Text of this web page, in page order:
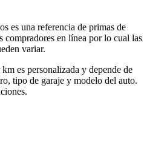
es una referencia de primas de
compradores en línea por lo cual las
variar.
es personalizada y depende de
tipo de garaje y modelo del auto.